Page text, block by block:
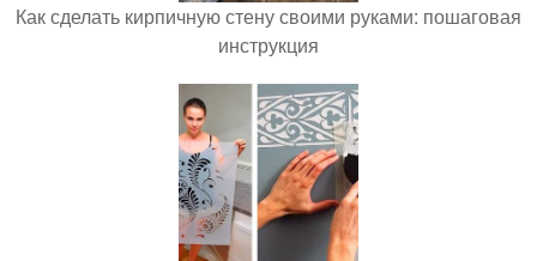
Как сделать кирпичную стену своими руками: пошаговая
инструкция